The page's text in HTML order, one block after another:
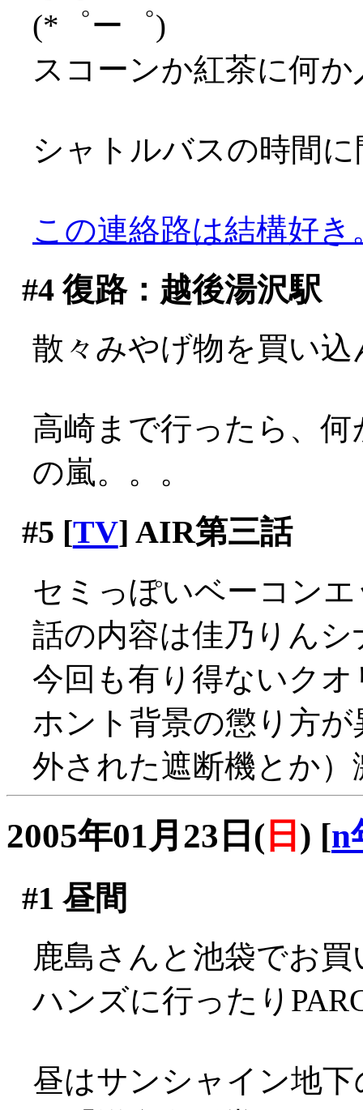
(*゜ー゜)
スコーンか紅茶に何
シャトルバスの時間
この連絡路は結構好き
#4復路：越後湯沢駅
散々みやげ物を買い
高崎まで行ったら、
の嵐。。。
#5 [TV] AIR第三話
セミっぽいベーコン
話の内容は佳乃りん
今回も有り得ないク
ホント背景の懲り方
外された遮断機とか
2005年01月23日( 日 ) [n
#1 昼間
鹿島さんと池袋でお
ハンズに行ったり
昼はサンシャイン地